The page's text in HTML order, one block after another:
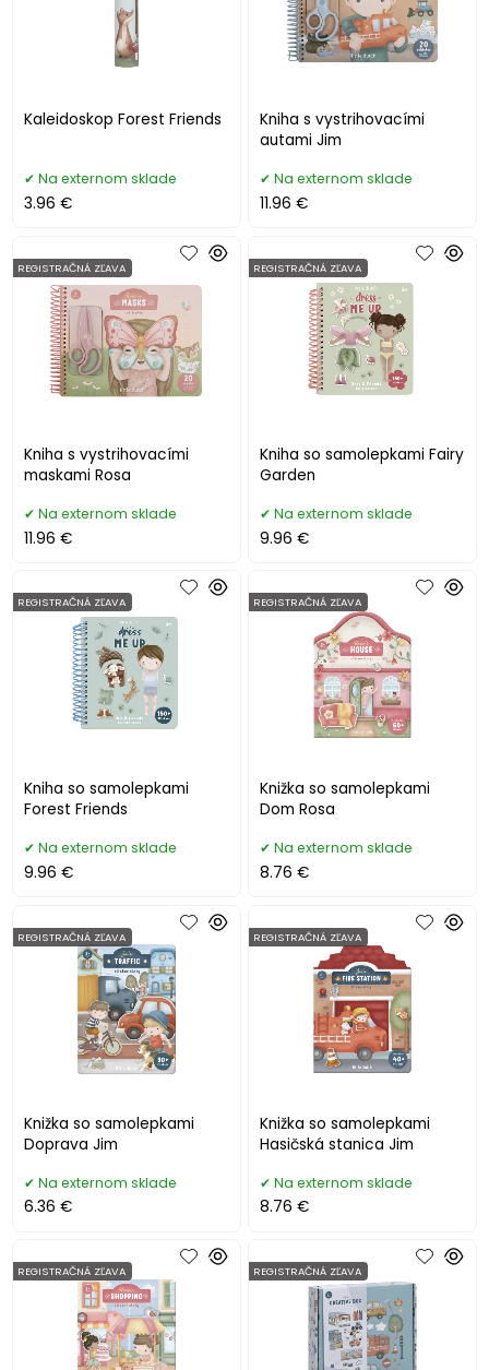
Kaleidoskop Forest Friends
Na externom sklade
3.96 €
Kniha s vystrihovacími
autami Jim
Na externom sklade
11.96 €
Kniha s vystrihovacími
maskami Rosa
REGISTRAČNÁ ZĽAVA
Na externom sklade
11.96 €
Kniha so samolepkami Fairy
Garden
REGISTRAČNÁ ZĽAVA
Na externom sklade
9.96 €
Kniha so samolepkami
Forest Friends
REGISTRAČNÁ ZĽAVA
Na externom sklade
9.96 €
Knižka so samolepkami
Dom Rosa
REGISTRAČNÁ ZĽAVA
Na externom sklade
8.76 €
Knižka so samolepkami
Doprava Jim
REGISTRAČNÁ ZĽAVA
Na externom sklade
6.36 €
Knižka so samolepkami
Hasičská stanica Jim
REGISTRAČNÁ ZĽAVA
Na externom sklade
8.76 €
REGISTRAČNÁ ZĽAVA REGISTRAČNÁ ZĽAVA